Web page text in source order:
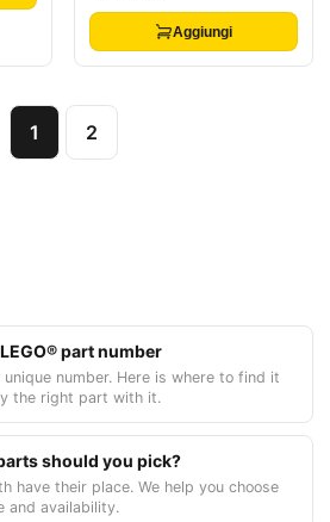
Aggiungi
1 2
part number
unique number. Here is where to find it
the right part with it.
should you pick?
have their place. We help you choose
and availability.